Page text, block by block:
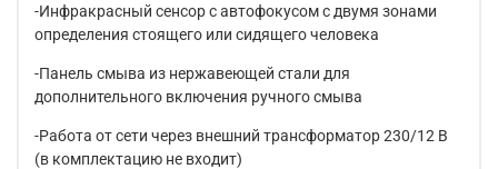
-Инфракрасный сенсор с автофокусом с двумя зонами
определения стоящего или сидящего человека
-Панель смыва из нержавеющей стали для
дополнительного включения ручного смыва
-Работа от сети через внешний трансформатор 230/12 В
(в комплектацию не входит)